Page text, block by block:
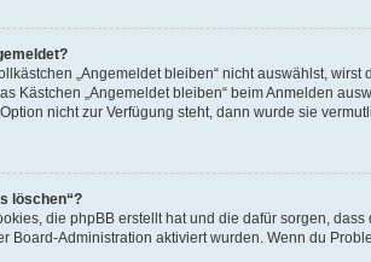
„Angemeldet bleiben“ nicht auswählst,
Kästchen „Angemeldet bleiben“ beim Anmelden
nicht zur Verfügung steht, dann wurde sie
löschen“?
die phpBB erstellt hat und die dafür sorgen,
Board-Administration aktiviert wurden. Wenn du